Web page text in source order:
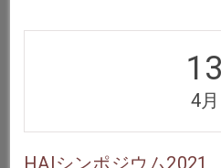
13
4月
HAIシンポジウム